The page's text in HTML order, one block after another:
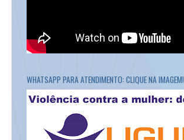
WHATSAPP PARA ATENDIMENTO: CLIQUE NA IMAGEM!